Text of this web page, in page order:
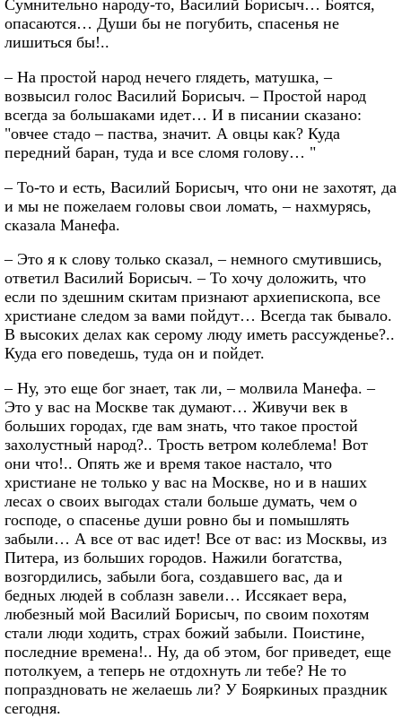
Сумнительно народу-то, Василий Борисыч… Боятся,
опасаются… Души бы не погубить, спасенья не
лишиться бы!..
– На простой народ нечего глядеть, матушка, –
возвысил голос Василий Борисыч. – Простой народ
всегда за большаками идет… И в писании сказано:
"овчее стадо – паства, значит. А овцы как? Куда
передний баран, туда и все сломя голову… "
– То-то и есть, Василий Борисыч, что они не захотят, да
и мы не пожелаем головы свои ломать, – нахмурясь,
сказала Манефа.
– Это я к слову только сказал, – немного смутившись,
ответил Василий Борисыч. – То хочу доложить, что
если по здешним скитам признают архиепископа, все
христиане следом за вами пойдут… Всегда так бывало.
В высоких делах как серому люду иметь рассужденье?..
Куда его поведешь, туда он и пойдет.
– Ну, это еще бог знает, так ли, – молвила Манефа. –
Это у вас на Москве так думают… Живучи век в
больших городах, где вам знать, что такое простой
захолустный народ?.. Трость ветром колеблема! Вот
они что!.. Опять же и время такое настало, что
христиане не только у вас на Москве, но и в наших
лесах о своих выгодах стали больше думать, чем о
господе, о спасенье души ровно бы и помышлять
забыли… А все от вас идет! Все от вас: из Москвы, из
Питера, из больших городов. Нажили богатства,
возгордились, забыли бога, создавшего вас, да и
бедных людей в соблазн завели… Иссякает вера,
любезный мой Василий Борисыч, по своим похотям
стали люди ходить, страх божий забыли. Поистине,
последние времена!.. Ну, да об этом, бог приведет, еще
потолкуем, а теперь не отдохнуть ли тебе? Не то
попраздновать не желаешь ли? У Бояркиных праздник
сегодня.